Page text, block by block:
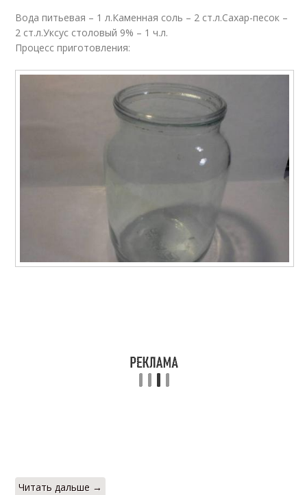
Вода питьевая – 1 л.Каменная соль – 2 ст.л.Сахар-песок –
2 ст.л.Уксус столовый 9% – 1 ч.л.
Процесс приготовления:
Читать дальше →